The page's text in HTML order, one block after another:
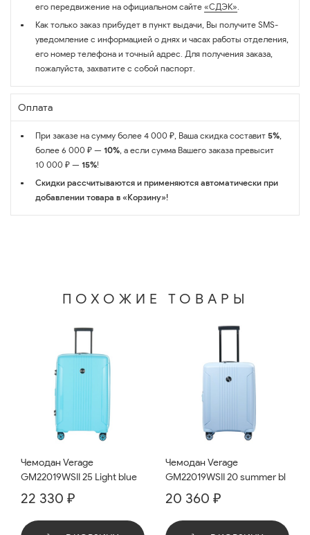
его передвижение на официальном сайте «СДЭК».
Как только заказ прибудет в пункт выдачи, Вы получите SMS-
уведомление с информацией о днях и часах работы отделения,
его номер телефона и точный адрес. Для получения заказа,
пожалуйста, захватите с собой паспорт.
Оплата
При заказе на сумму более 4 000 ₽, Ваша скидка составит 5%,
более 6 000 ₽ — 10%, а если сумма Вашего заказа превысит
10 000 ₽ — 15%!
Скидки рассчитываются и применяются автоматически при
добавлении товара в «Корзину»!
ПОХОЖИЕ ТОВАРЫ
Чемодан Verage
GM22019WSII 25 Light blue
22 330 ₽
Чемодан Verage
GM22019WSII 20 summer bl
20 360 ₽